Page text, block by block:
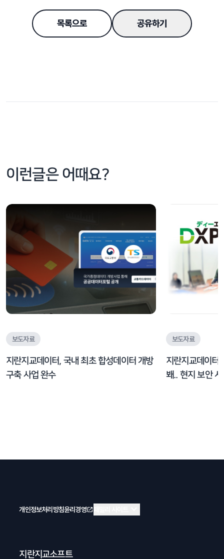
목록으로 공유하기
이런글은 어때요?
보도자료
지란지교데이터, 국내 최초 합성데이터 개방
구축 사업 완수
보도자료
지란지교데이터
봬.. 현지 보안
지란지교소프트
개인정보처리방침윤리경영open_in_new